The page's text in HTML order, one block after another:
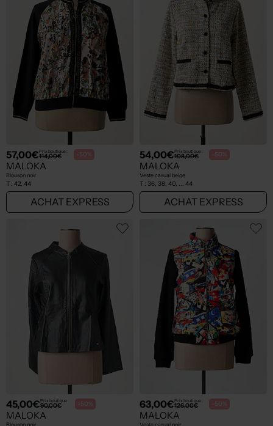
57,00€Prix boutique :
114,00€ -50%
MALOKA
Blouson noir
T : 42, 44
ACHAT EXPRESS
54,00€Prix boutique :
108,00€ -50%
MALOKA
Veste casual beige
T : 36, 38, 40, ... 44
ACHAT EXPRESS
45,00€Prix boutique :
90,00€ -50%
MALOKA
Blouson noir
63,00€Prix boutique :
126,00€ -50%
MALOKA
Veste casual noir